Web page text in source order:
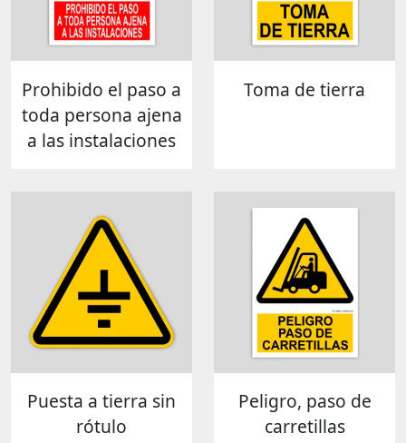
Prohibido el paso a
toda persona ajena
a las instalaciones
Toma de tierra
Puesta a tierra sin
rótulo
Peligro, paso de
carretillas